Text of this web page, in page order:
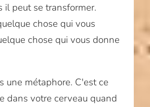
il peut se transformer.
chose qui vous
chose qui vous donne
une métaphore. C'est ce
dans votre cerveau quand